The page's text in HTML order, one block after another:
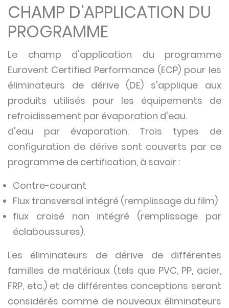
CHAMP D'APPLICATION DU
PROGRAMME
Le champ d'application du programme
Eurovent Certified Performance (ECP) pour les
éliminateurs de dérive (DE) s'applique aux
produits utilisés pour les équipements de
refroidissement par évaporation d'eau.
d'eau par évaporation. Trois types de
configuration de dérive sont couverts par ce
programme de certification, à savoir :
Contre-courant
Flux transversal intégré (remplissage du film)
flux croisé non intégré (remplissage par
éclaboussures).
Les éliminateurs de dérive de différentes
familles de matériaux (tels que PVC, PP, acier,
FRP, etc.) et de différentes conceptions seront
considérés comme de nouveaux éliminateurs